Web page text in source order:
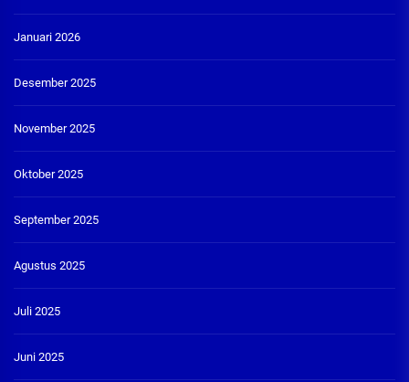
Januari 2026
Desember 2025
November 2025
Oktober 2025
September 2025
Agustus 2025
Juli 2025
Juni 2025